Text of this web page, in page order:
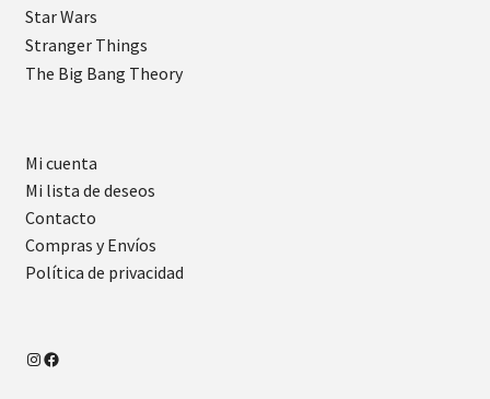
Star Wars
Stranger Things
The Big Bang Theory
Mi cuenta
Mi lista de deseos
Contacto
Compras y Envíos
Política de privacidad